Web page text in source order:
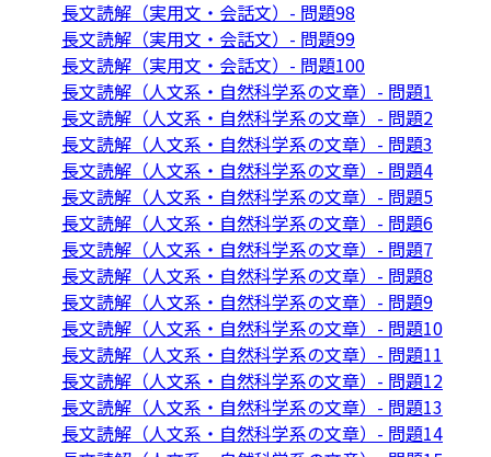
長文読解（実用文・会話文）- 問題98
長文読解（実用文・会話文）- 問題99
長文読解（実用文・会話文）- 問題100
長文読解（人文系・自然科学系の文章）- 問題1
長文読解（人文系・自然科学系の文章）- 問題2
長文読解（人文系・自然科学系の文章）- 問題3
長文読解（人文系・自然科学系の文章）- 問題4
長文読解（人文系・自然科学系の文章）- 問題5
長文読解（人文系・自然科学系の文章）- 問題6
長文読解（人文系・自然科学系の文章）- 問題7
長文読解（人文系・自然科学系の文章）- 問題8
長文読解（人文系・自然科学系の文章）- 問題9
長文読解（人文系・自然科学系の文章）- 問題10
長文読解（人文系・自然科学系の文章）- 問題11
長文読解（人文系・自然科学系の文章）- 問題12
長文読解（人文系・自然科学系の文章）- 問題13
長文読解（人文系・自然科学系の文章）- 問題14